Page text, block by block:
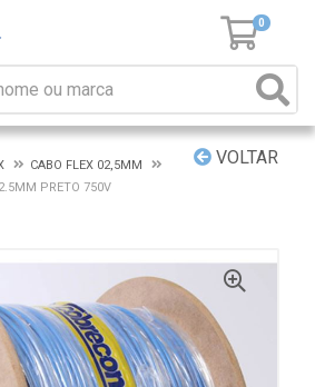
0
VOLTAR
CABO FLEX 02,5MM
PRETO 750V